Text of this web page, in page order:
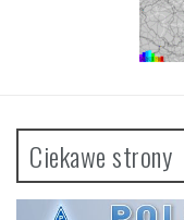
Ciekawe strony